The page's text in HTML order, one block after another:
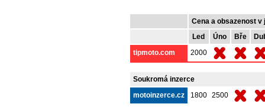
Cena a obsazenost
Led
Úno Bře
tipmoto.com
2000
Soukromá inzerce
motoinzerce.cz
1800 2500